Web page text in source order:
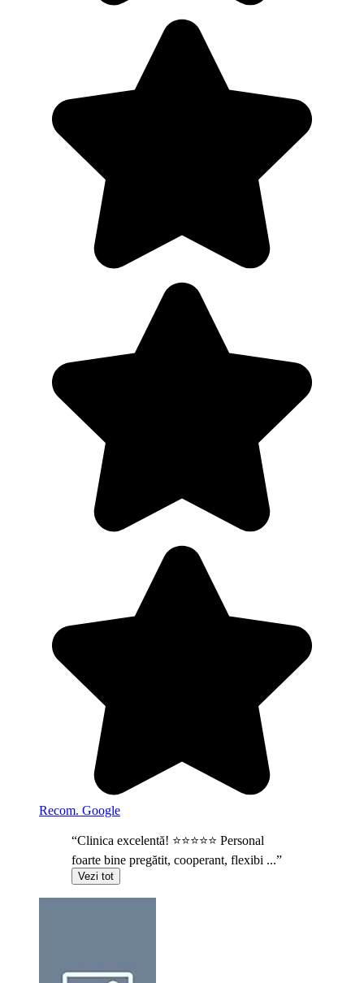
Recom. Google
“Clinica excelentă! ⭐⭐⭐⭐⭐ Personal
foarte bine pregătit, cooperant, flexibi ...”
Vezi tot